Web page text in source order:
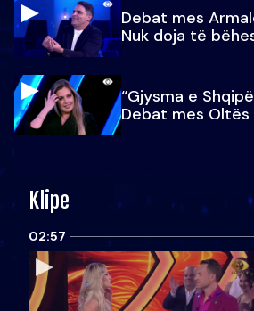
Debat mes
Nuk doja të
“Gjysma e
Debat mes
Klipe
02:57